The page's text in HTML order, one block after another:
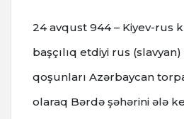
24 avqust 944 – Kiyev-rus
başçılıq etdiyi rus (slavyan)
qoşunları Azərbaycan
olaraq Bərdə şəhərini ələ